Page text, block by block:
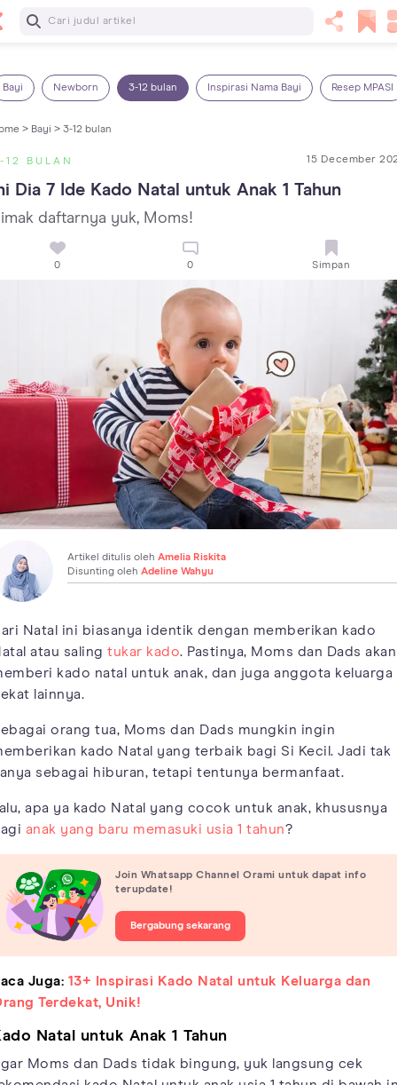
Baca Selanjutnya
Bayi Newborn 3-12 bulan Inspirasi Nama Bayi Resep MPASI
> Bayi > 3-12 bulan
12 BULAN 15 December
Dia 7 Ide Kado Natal untuk Anak 1 Tahun
daftarnya yuk, Moms!
0 0 Simpan
Artikel ditulis oleh Amelia Riskita
Disunting oleh Adeline Wahyu
Natal ini biasanya identik dengan memberikan kado
atau saling tukar kado. Pastinya, Moms dan Dads akan
kado natal untuk anak, dan juga anggota keluarga
lainnya.
orang tua, Moms dan Dads mungkin ingin
kado Natal yang terbaik bagi Si Kecil. Jadi tak
sebagai hiburan, tetapi tentunya bermanfaat.
apa ya kado Natal yang cocok untuk anak, khususnya
anak yang baru memasuki usia 1 tahun?
Join Whatsapp Channel Orami untuk dapat info
terupdate!
Bergabung sekarang
Juga: 13+ Inspirasi Kado Natal untuk Keluarga dan
Terdekat, Unik!
Natal untuk Anak 1 Tahun
Moms dan Dads tidak bingung, yuk langsung cek